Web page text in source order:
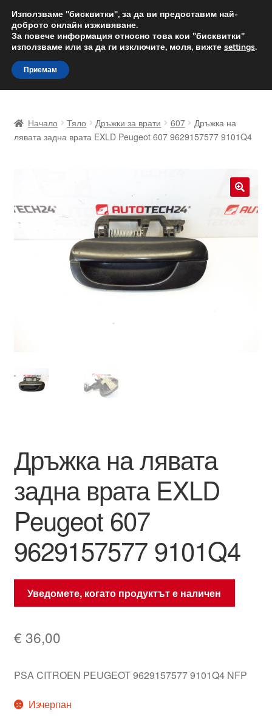
ДОСТАВКА от 12 лв.
Доставка по целия свят
Skip
to
navigation
Skip
to
content
Доставка по целия свят
Правила и условия
Разгледайте
Транспорт
Начало Тяло Дръжки за врати 607
Дръжка на
лявата задна врата EXLD Peugeot 607 9629157577 9101Q4
🔍
Дръжка на лявата
задна врата EXLD
Peugeot 607
9629157577 9101Q4
Уведомете, когато продуктът е наличен
€ 36,00
PSA CITROEN PEUGEOT 9629157577 9101Q4 NFP
Изчерпан
Използваме "бисквитки", за да ви предоставим най-
доброто онлайн изживяване.
За повече информация относно това кои "бисквитки"
използваме или за да ги изключите, моля, вижте settings.
Приемам